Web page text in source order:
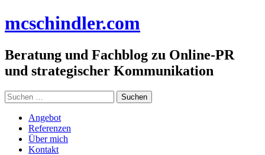
Inhalt
mcschindler.com
Beratung und Fachblog zu Online-PR
und strategischer Kommunikation
Suchen
nach:
Angebot
Referenzen
Über mich
Kontakt